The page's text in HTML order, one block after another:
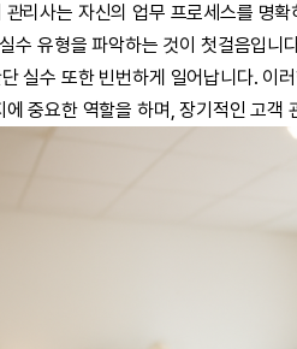
리사는 자신의 업무 프로세스를 명
수 유형을 파악하는 것이 첫걸음입니
실수 또한 빈번하게 일어납니다.
중요한 역할을 하며, 장기적인 고객